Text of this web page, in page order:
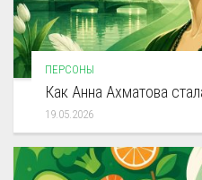
ПЕРСОНЫ
Как Анна Ахматова
19.05.2026